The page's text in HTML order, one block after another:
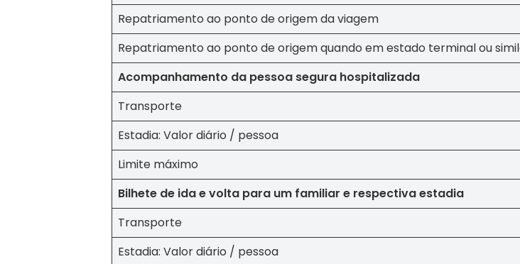
Meteorologia
Consulte o tempo no seu destino
Números OASIS
Indicadores do nosso sucesso
Repatriamento ao ponto de origem da viagem
Repatriamento ao ponto de origem quando em estado terminal ou
Acompanhamento da pessoa segura hospitalizada
Transporte
Estadia: Valor diário / pessoa
Limite máximo
Bilhete de ida e volta para um familiar e respectiva estadia
Transporte
Estadia: Valor diário / pessoa